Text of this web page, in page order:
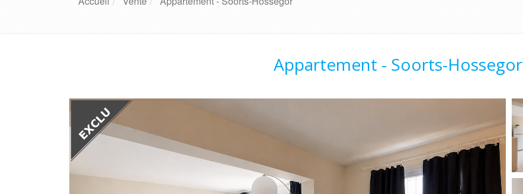
Appartement - Soorts-Hossegor